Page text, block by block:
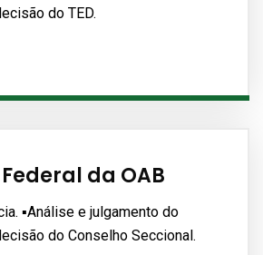
do TED.
da OAB
▪️Análise e julgamento do
do Conselho Seccional.